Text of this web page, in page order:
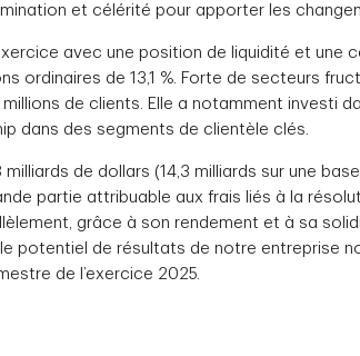
et célérité pour apporter les
avec une position de liquidité et une
ordinaires de 13,1 %. Forte de secteurs
de clients. Elle a notamment investi
dans des segments de clientèle clés.
de dollars (14,3 milliards sur une
partie attribuable aux frais liés à la
grâce à son rendement et à sa
potentiel de résultats de notre entreprise
de l’exercice 2025.